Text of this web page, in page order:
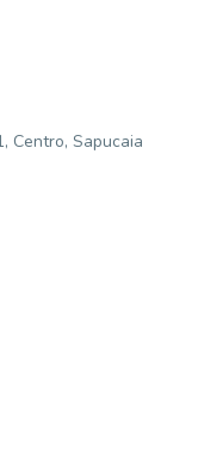
Centro, Sapucaia